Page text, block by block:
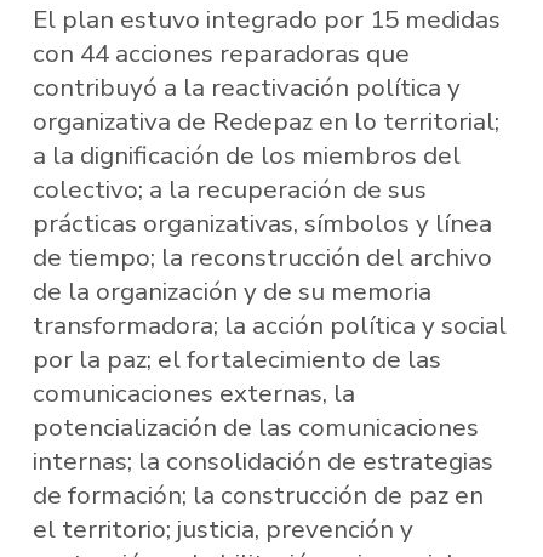
El plan estuvo integrado por 15 medidas
con 44 acciones reparadoras que
contribuyó a la reactivación política y
organizativa de Redepaz en lo territorial;
a la dignificación de los miembros del
colectivo; a la recuperación de sus
prácticas organizativas, símbolos y línea
de tiempo; la reconstrucción del archivo
de la organización y de su memoria
transformadora; la acción política y social
por la paz; el fortalecimiento de las
comunicaciones externas, la
potencialización de las comunicaciones
internas; la consolidación de estrategias
de formación; la construcción de paz en
el territorio; justicia, prevención y